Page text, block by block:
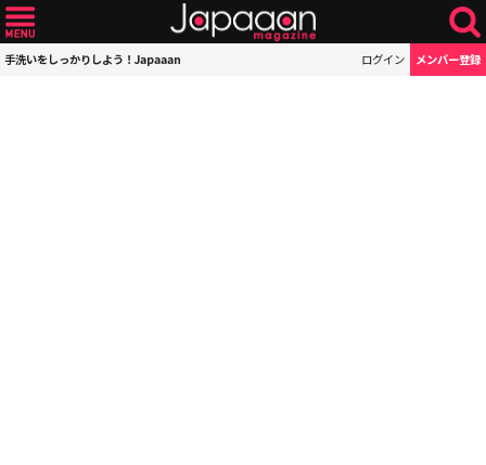
手洗いをしっかりしよう！Japaaan ログイン メンバー登録